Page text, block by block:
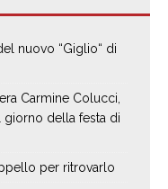
nuovo “Giglio“ di
Carmine Colucci,
della festa di
per ritrovarlo